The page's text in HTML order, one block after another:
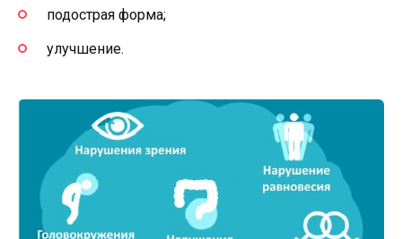
подострая форма;
улучшение.